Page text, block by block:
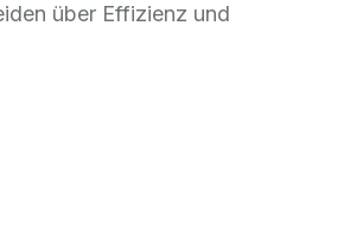
über Effizienz und